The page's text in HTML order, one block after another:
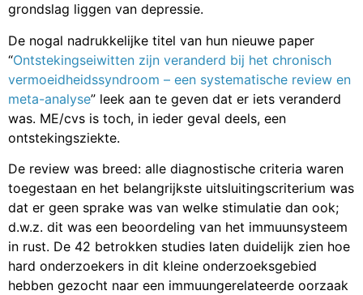
grondslag liggen van depressie.
De nogal nadrukkelijke titel van hun nieuwe paper
“Ontstekingseiwitten zijn veranderd bij het chronisch
vermoeidheidssyndroom – een systematische review en
meta-analyse” leek aan te geven dat er iets veranderd
was. ME/cvs is toch, in ieder geval deels, een
ontstekingsziekte.
De review was breed: alle diagnostische criteria waren
toegestaan en het belangrijkste uitsluitingscriterium was
dat er geen sprake was van welke stimulatie dan ook;
d.w.z. dit was een beoordeling van het immuunsysteem
in rust. De 42 betrokken studies laten duidelijk zien hoe
hard onderzoekers in dit kleine onderzoeksgebied
hebben gezocht naar een immuungerelateerde oorzaak